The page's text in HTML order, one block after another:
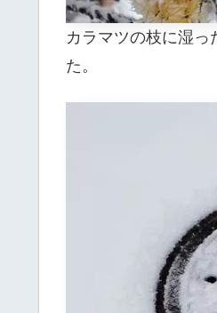
カラマツの枝に湿っ
た。